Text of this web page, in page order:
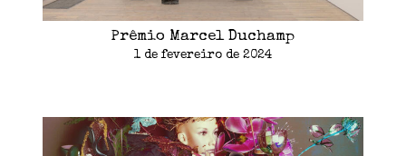
Prêmio Marcel Duchamp
1 de fevereiro de 2024